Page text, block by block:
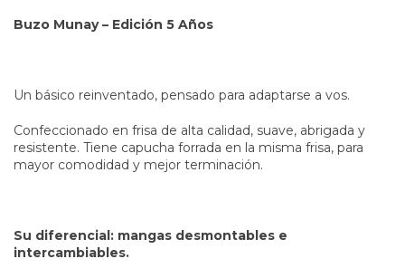
Buzo Munay – Edición 5 Años
Un básico reinventado, pensado para adaptarse a vos.
Confeccionado en frisa de alta calidad, suave, abrigada y
resistente. Tiene capucha forrada en la misma frisa, para
mayor comodidad y mejor terminación.
Su diferencial: mangas desmontables e
intercambiables.